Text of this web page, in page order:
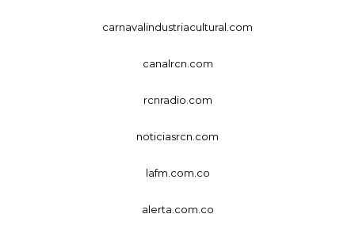
carnavalindustriacultural.com
canalrcn.com
rcnradio.com
noticiasrcn.com
lafm.com.co
alerta.com.co